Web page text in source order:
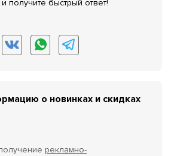
и получите быстрый ответ!
о новинках и скидках
рекламно-